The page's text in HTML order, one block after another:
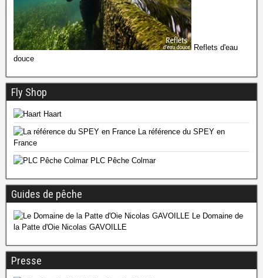
Reflets d'eau
douce
Fly Shop
Haart
La référence du SPEY en
France
PLC Pêche Colmar
Guides de pêche
Le Domaine de
la Patte d'Oie Nicolas GAVOILLE
Presse